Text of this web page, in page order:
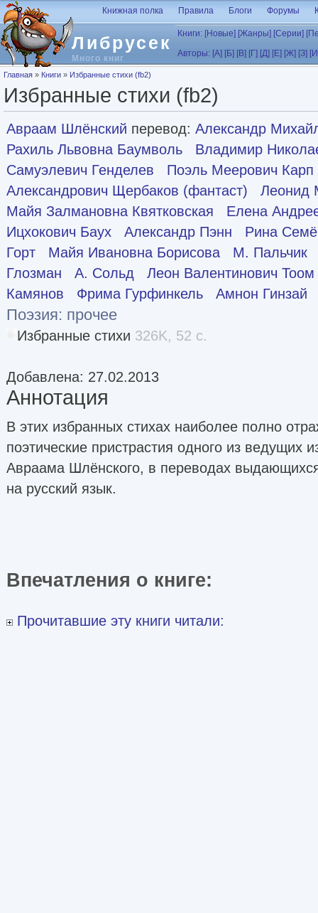
Перейти к основному содержанию
Либрусек
Много книг
Книжная полка Правила Блоги Форумы
Книги: [Новые] [Жанры] [Серии]
Авторы: [А] [Б] [В] [Г] [Д] [Е] [Ж] [З]
Вы здесь
Главная » Книги » Избранные стихи (fb2)
Избранные стихи (fb2)
Авраам Шлёнский перевод: Александр
Рахиль Львовна Баумволь
Владимир
Самуэлевич Генделев
Поэль Меерович Карп
Александрович Щербаков (фантаст)
Леонид
Майя Залмановна Квятковская
Елена
Ицхокович Баух
Александр Пэнн
Рина
Горт
Майя Ивановна Борисова
М. Пальчик
Глозман
А. Сольд
Леон Валентинович Тоом
Камянов
Фрима Гурфинкель Амнон Гинзай
Поэзия: прочее
Избранные стихи 326K, 52 с.
Добавлена: 27.02.2013
Аннотация
В этих избранных стихах наиболее полно
поэтические пристрастия одного из ведущих
Авраама Шлёнского, в переводах
на русский язык.
Впечатления о книге:
Прочитавшие эту книги читали: